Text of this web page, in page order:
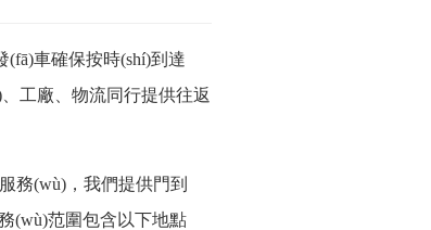
(fā)車確保按時(shí)到達
工廠、物流同行提供往返
務(wù)， 我們提供門到
(wù)范圍包含以下地點